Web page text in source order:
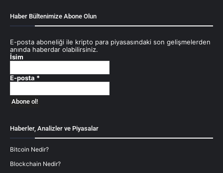
Haber Bültenimize Abone Olun
E-posta aboneliği ile kripto para piyasasındaki son gelişmelerden
anında haberdar olabilirsiniz.
İsim
E-posta *
Haberler, Analizler ve Piyasalar
Bitcoin Nedir?
Blockchain Nedir?